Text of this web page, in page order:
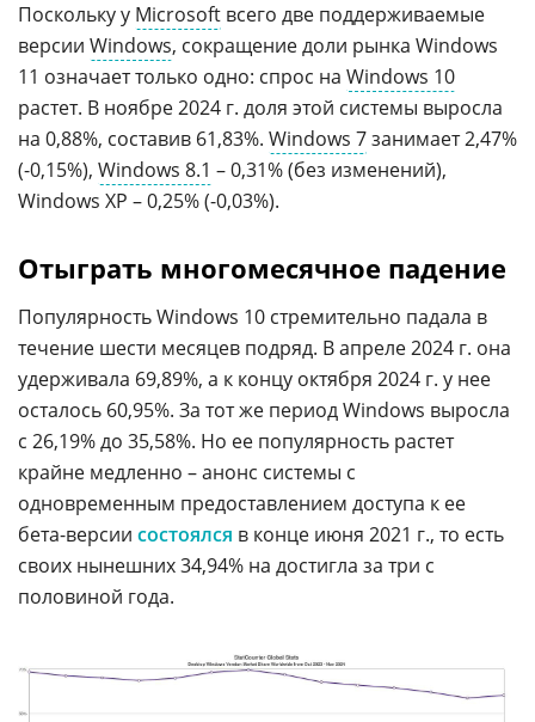
Поскольку у Microsoft всего две поддерживаемые
версии Windows, сокращение доли рынка Windows
11 означает только одно: спрос на Windows 10
растет. В ноябре 2024 г. доля этой системы выросла
на 0,88%, составив 61,83%. Windows 7занимает 2,47%
(-0,15%), Windows 8.1 – 0,31% (без изменений),
Windows XP – 0,25% (-0,03%).
Отыграть многомесячное падение
Популярность Windows 10 стремительно падала в
течение шести месяцев подряд. В апреле 2024 г. она
удерживала 69,89%, а к концу октября 2024 г. у нее
осталось 60,95%. За тот же период Windows выросла
с 26,19% до 35,58%. Но ее популярность растет
крайне медленно – анонс системы с
одновременным предоставлением доступа к ее
бета-версии состоялся в конце июня 2021 г., то есть
своих нынешних 34,94% на достигла за три с
половиной года.